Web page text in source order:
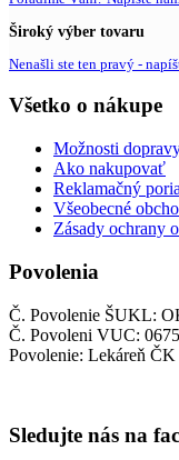
Široký výber tovaru
Nenašli ste ten pravý -
Všetko o nákupe
Možnosti
Ako nakupovať
Reklamačný
Všeobecné
Zásady ochrany
Povolenia
Č. Povolenie ŠUKL:
Č. Povoleni VUC:
Povolenie: Lekáreň ČK
Sledujte nás na